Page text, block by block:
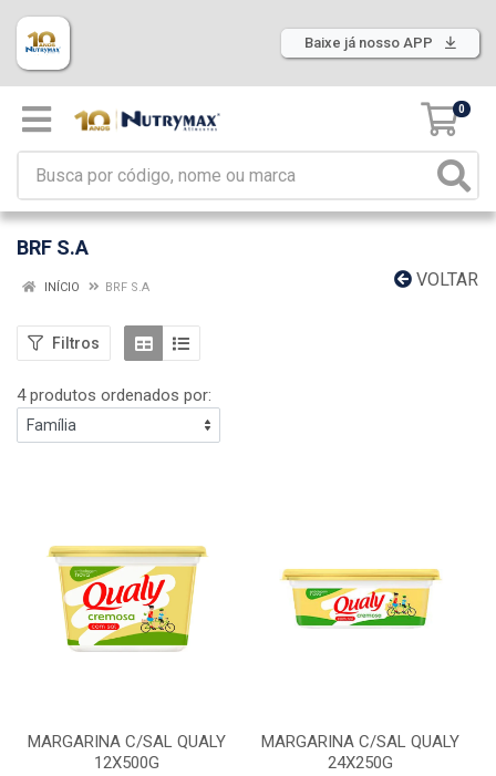
Baixe já nosso APP
0
BRF S.A
VOLTAR
INÍCIO BRF S.A
Filtros
4 produtos ordenados por:
MARGARINA C/SAL QUALY
12X500G
MARGARINA C/SAL QUALY
24X250G